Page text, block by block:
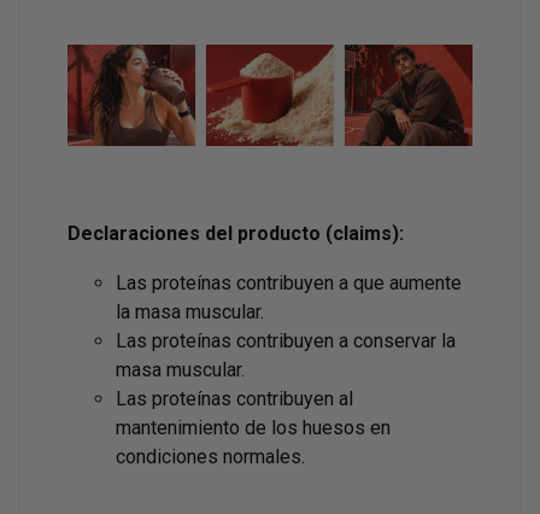
Declaraciones del producto (claims):
Las proteínas contribuyen a que aumente
la masa muscular.
Las proteínas contribuyen a conservar la
masa muscular.
Las proteínas contribuyen al
mantenimiento de los huesos en
condiciones normales.